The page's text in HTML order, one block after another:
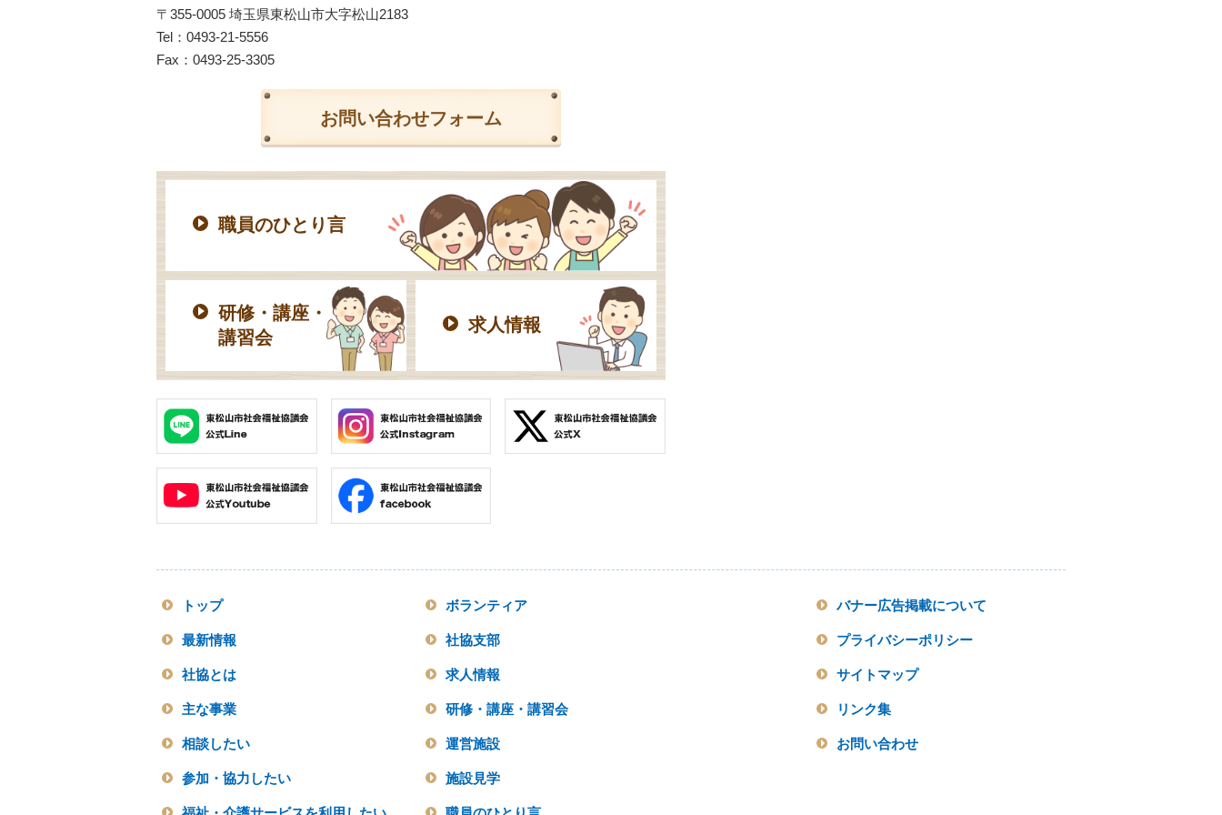
〒355-0005 埼玉県東松山市大字松山2183
Tel： 0493-21-5556
Fax：0493-25-3305
お問い合わせフォーム
職員のひとり言
研修・講座・
講習会
求人情報
トップ
最新情報
社協とは
主な事業
相談したい
参加・協力したい
ボランティア
社協支部
求人情報
研修・講座・講習会
運営施設
施設見学
バナー広告掲載について
プライバシーポリシー
サイトマップ
リンク集
お問い合わせ